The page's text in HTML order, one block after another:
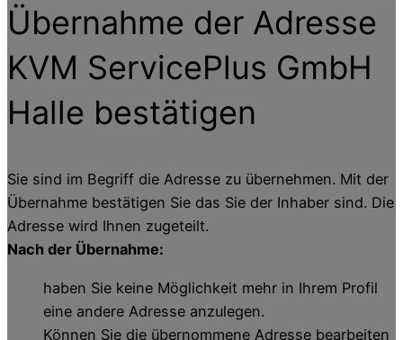
Übernahme der Adresse
KVM ServicePlus GmbH
Halle bestätigen
Sie sind im Begriff die Adresse zu übernehmen. Mit der
Übernahme bestätigen Sie das Sie der Inhaber sind. Die
Adresse wird Ihnen zugeteilt.
Nach der Übernahme:
haben Sie keine Möglichkeit mehr in Ihrem Profil
eine andere Adresse anzulegen.
Können Sie die übernommene Adresse bearbeiten